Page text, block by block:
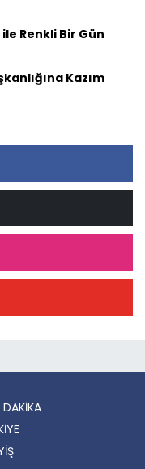
Renkli Bir Gün
Kazım